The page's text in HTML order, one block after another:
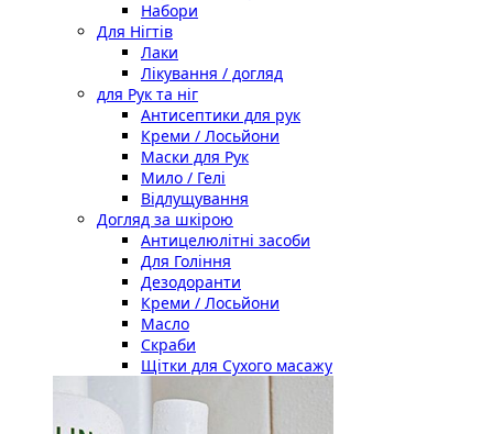
Набори
Для Нігтів
Лаки
Лікування / догляд
для Рук та ніг
Антисептики для рук
Креми / Лосьйони
Маски для Рук
Мило / Гелі
Відлущування
Догляд за шкірою
Антицелюлітні засоби
Для Гоління
Дезодоранти
Креми / Лосьйони
Масло
Скраби
Щітки для Сухого масажу